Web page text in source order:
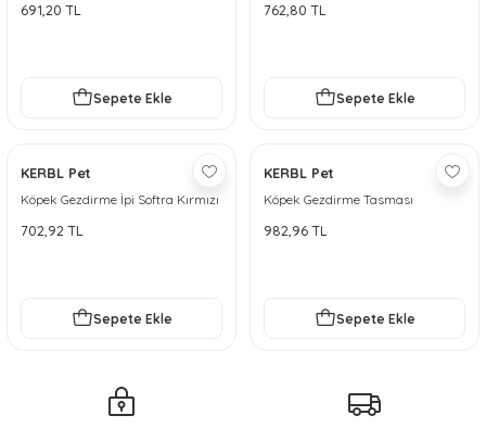
691,20 TL
Sepete Ekle
762,80 TL
Sepete Ekle
KERBL Pet
Köpek Gezdirme İpi Softra Kırmızı
702,92 TL
Sepete Ekle
KERBL Pet
Köpek Gezdirme Tasması
982,96 TL
Sepete Ekle